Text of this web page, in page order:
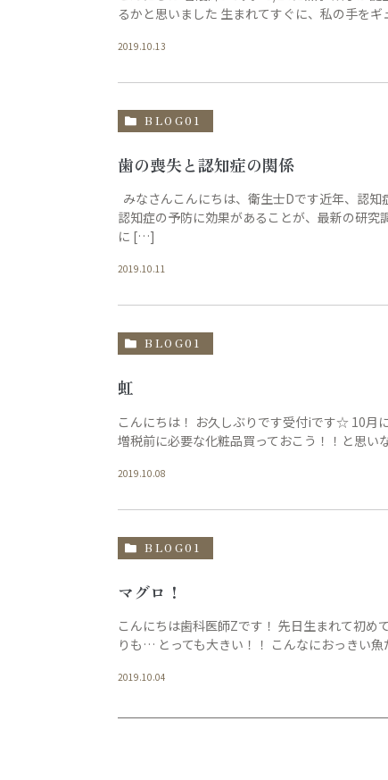
るかと思いました 生まれてすぐに、私の手を
2019.10.13
BLOG01
歯の喪失と認知症の関係
みなさんこんにちは、衛生士Dです近年、認
認知症の予防に効果があることが、最新の研
に […]
2019.10.11
BLOG01
虹
こんにちは！ お久しぶりです受付iです☆ 10月
増税前に必要な化粧品買っておこう！！と思
2019.10.08
BLOG01
マグロ！
こんにちは歯科医師Zです！ 先日生まれて初め
りも… とっても大きい！！ こんなにおっきい
2019.10.04